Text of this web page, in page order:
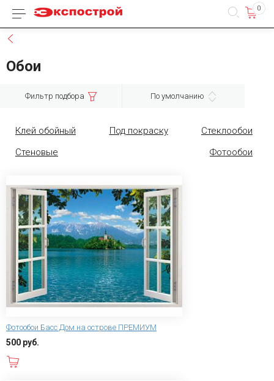
Каталог товаров 0
Обои
Фильтр подбора По умолчанию
Клей обойный Под покраску
Стеклообои
Стеновые
Фотообои
Фотообои Басс Дом на острове ПРЕМИУМ
500 руб.